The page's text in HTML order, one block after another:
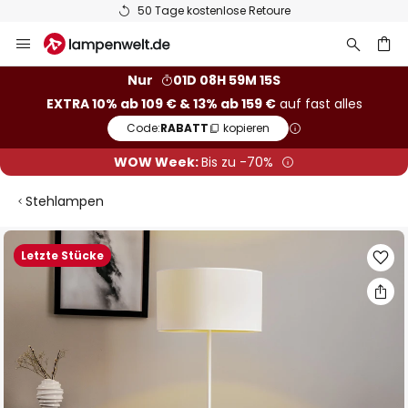
50 Tage kostenlose Retoure
Inhalt
Nur
01D 08H 59M 14S
EXTRA 10% ab 109 € & 13% ab 159 €auf fast alles
Code:RABATT kopieren
WOW Week:Bis zu -70%
Stehlampen
Letzte Stücke
Zum
Ende
Bildgalerie